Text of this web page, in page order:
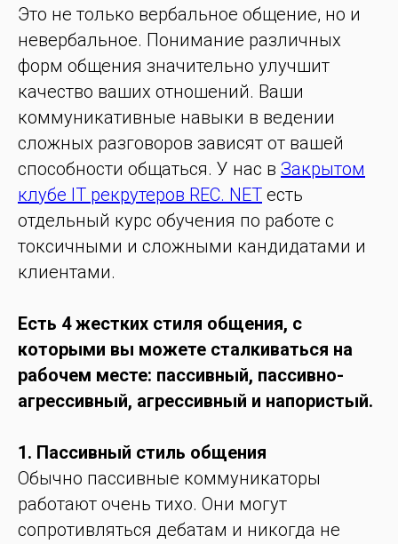
Это не только вербальное общение, но и
невербальное. Понимание различных
форм общения значительно улучшит
качество ваших отношений. Ваши
коммуникативные навыки в ведении
сложных разговоров зависят от вашей
способности общаться. У нас в Закрытом
клубе IT рекрутеров REC. NET есть
отдельный курс обучения по работе с
токсичными и сложными кандидатами и
клиентами.
Есть 4 жестких стиля общения, с
которыми вы можете сталкиваться на
рабочем месте: пассивный, пассивно-
агрессивный, агрессивный и напористый.
1. Пассивный стиль общения
Обычно пассивные коммуникаторы
работают очень тихо. Они могут
сопротивляться дебатам и никогда не